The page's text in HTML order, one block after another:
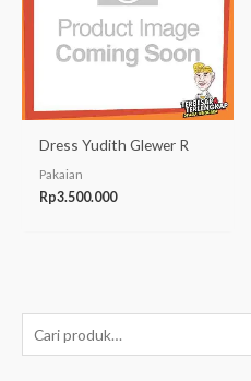
e
Dress Yudith Glewer R
Pakaian
Rp3.500.000